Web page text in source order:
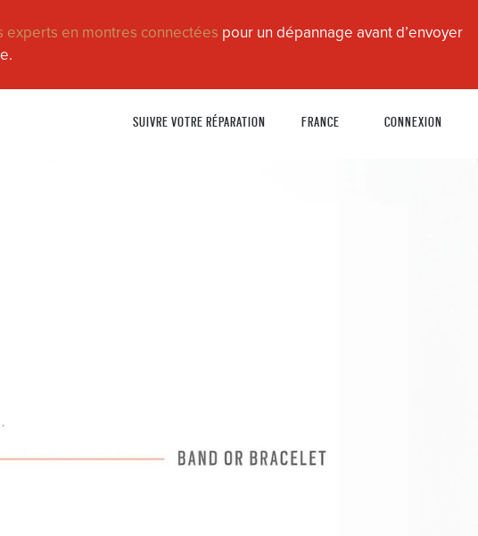
experts en montres connectées pour un dépannage avant d’envoyer
SUIVRE VOTRE RÉPARATION FRANCE CONNEXION